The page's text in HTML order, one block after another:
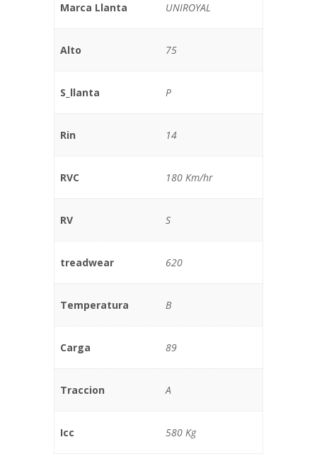
Marca Llanta UNIROYAL
Alto 75
S_llanta P
Rin 14
RVC 180 Km/hr
RV S
treadwear 620
Temperatura B
Carga 89
Traccion A
Icc 580 Kg